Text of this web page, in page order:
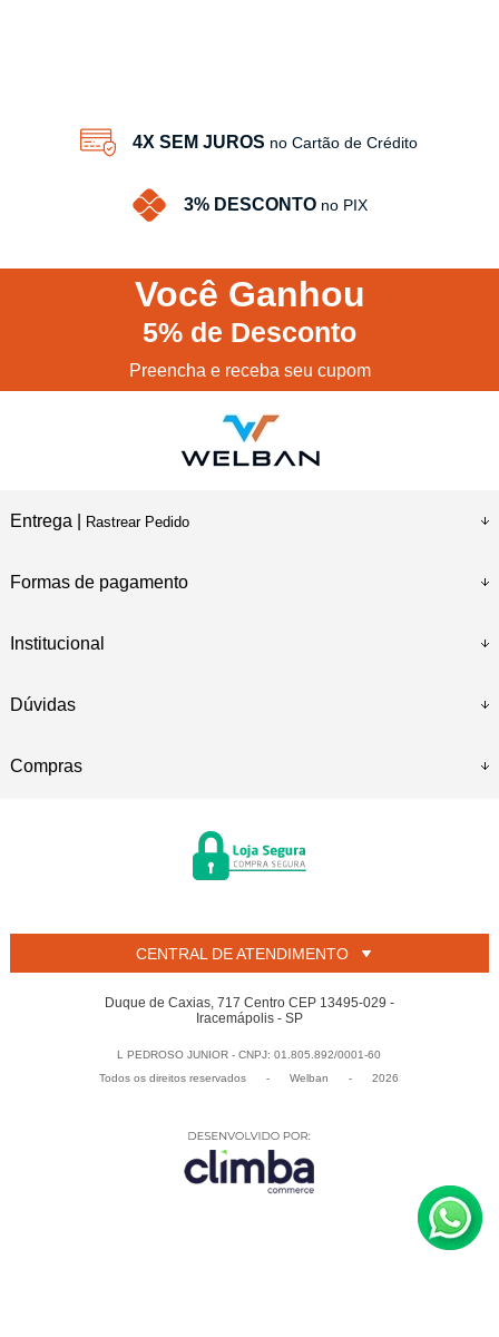
4X SEM JUROS no Cartão de Crédito
3% DESCONTO no PIX
Você Ganhou
5% de Desconto
Preencha e receba seu cupom
Entrega | Rastrear Pedido
Formas de pagamento
Institucional
Dúvidas
Compras
CENTRAL DE ATENDIMENTO
Duque de Caxias, 717 Centro CEP 13495-029 -
Iracemápolis - SP
L PEDROSO JUNIOR - CNPJ: 01.805.892/0001-60
Todos os direitos reservados
- Welban - 2026